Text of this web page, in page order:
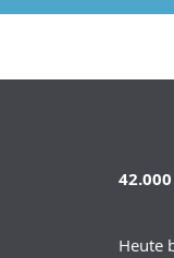
Heute